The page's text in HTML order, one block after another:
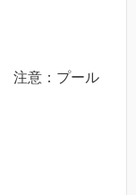
注意：プール